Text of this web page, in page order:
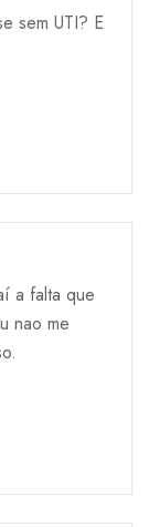
sem UTI? E
a falta que
nao me